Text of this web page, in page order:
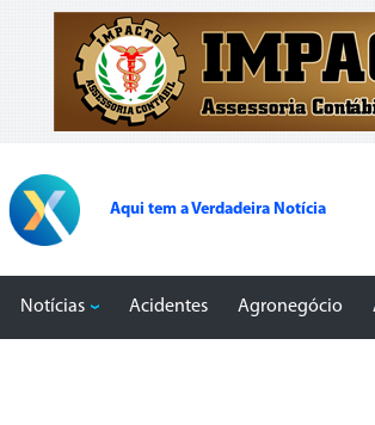
Aqui tem a Verdadeira Notícia
Notícias Acidentes Agronegócio